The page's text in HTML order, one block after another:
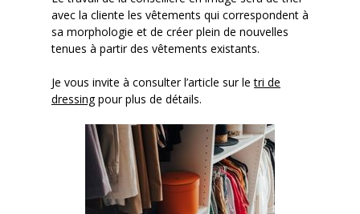
avec la cliente les vêtements qui correspondent à
sa morphologie et de créer plein de nouvelles
tenues à partir des vêtements existants.
Je vous invite à consulter l’article sur letri de
dressingpour plus de détails.